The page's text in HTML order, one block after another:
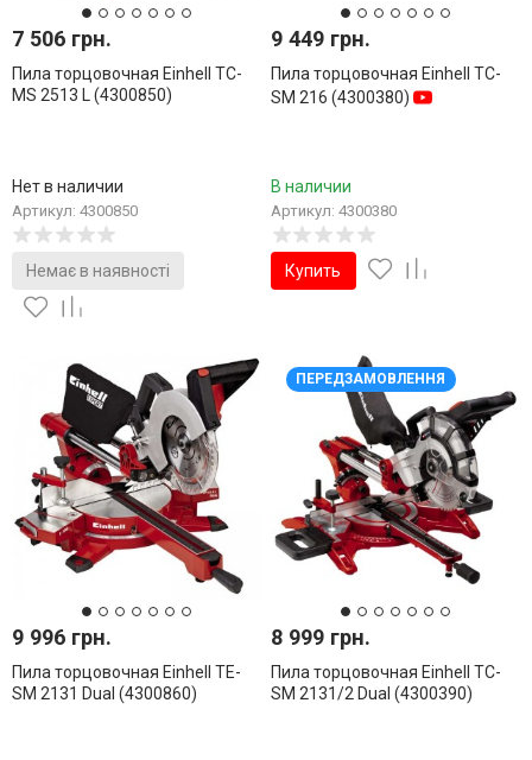
7 506 грн.
Пила торцовочная Einhell TC-
MS 2513 L (4300850)
Нет в наличии
Артикул: 4300850
Немає в наявності
9 449 грн.
Пила торцовочная Einhell TC-
SM 216 (4300380)
В наличии
Артикул: 4300380
Купить
9 996 грн.
Пила торцовочная Einhell TE-
SM 2131 Dual (4300860)
ПЕРЕДЗАМОВЛЕННЯ
8 999 грн.
Пила торцовочная Einhell TC-
SM 2131/2 Dual (4300390)